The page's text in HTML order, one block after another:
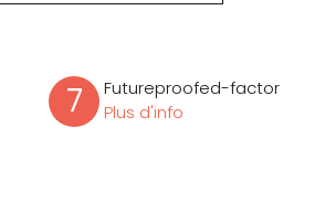
7
Futureproofed-factor
Plus d'info